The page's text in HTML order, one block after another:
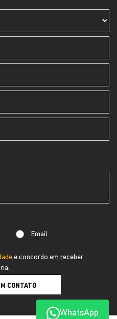
Email
e concordo em receber
CONTATO
WhatsApp